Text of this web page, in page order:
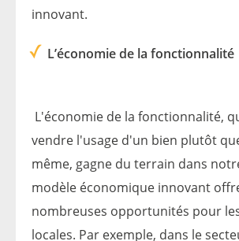
innovant.
L’économie de la fonctionnalité
L'économie de la fonctionnalité,
vendre l'usage d'un bien plutôt
même, gagne du terrain dans
modèle économique innovant
nombreuses opportunités pour
locales. Par exemple, dans le